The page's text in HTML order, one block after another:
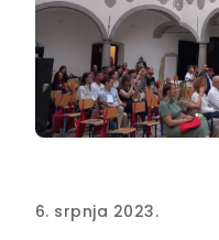
6. srpnja 2023.